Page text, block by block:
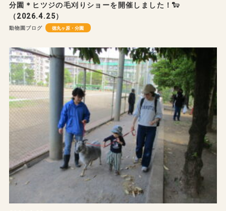
分園＊ヒツジの毛刈りショーを開催しました！🐑
（2026.4.25）
動物園ブログ 徳丸ヶ原・分園